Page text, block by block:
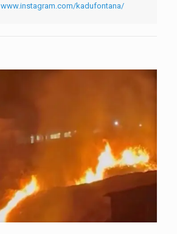
www.instagram.com/kadufontana/